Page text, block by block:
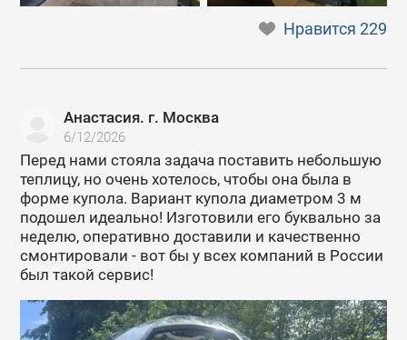
Нравится229
Анастасия. г. Москва
6/12/2026
Перед нами стояла задача поставить небольшую
теплицу, но очень хотелось, чтобы она была в
форме купола. Вариант купола диаметром 3 м
подошел идеально! Изготовили его буквально за
неделю, оперативно доставили и качественно
смонтировали - вот бы у всех компаний в России
был такой сервис!